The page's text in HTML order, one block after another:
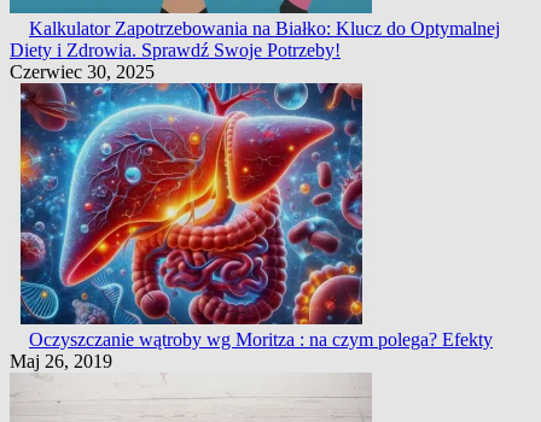
Kalkulator Zapotrzebowania na Białko: Klucz do Optymalnej
Diety i Zdrowia. Sprawdź Swoje Potrzeby!
Czerwiec 30, 2025
Oczyszczanie wątroby wg Moritza : na czym polega? Efekty
Maj 26, 2019